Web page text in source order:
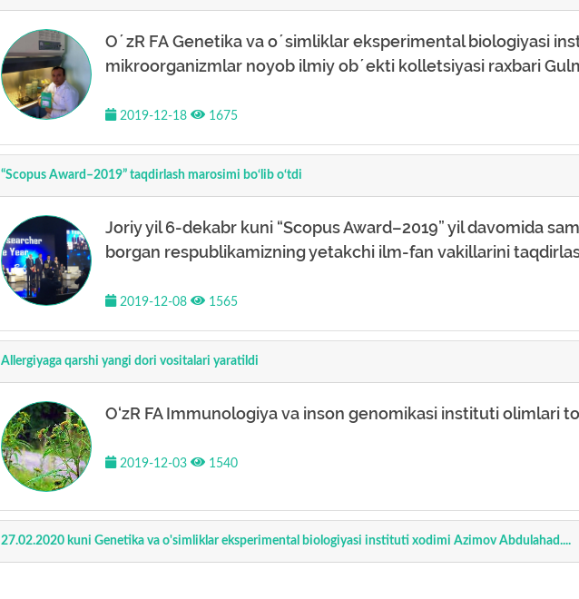
OʼzR FА Genetika va oʼsimliklar eksperimental biologiyasi
mikroorganizmlar noyob ilmiy obʼekti kolletsiyasi raxbari
2019-12-18 1675
“Scopus Award–2019” taqdirlash marosimi bo‘lib o‘tdi
Joriy yil 6-dekabr kuni “Scopus Award–2019” yil davomida
borgan respublikamizning yetakchi ilm-fan vakillarini
2019-12-08 1565
Allergiyaga qarshi yangi dori vositalari yaratildi
O‘zR FA Immunologiya va inson genomikasi instituti olimlari
2019-12-03 1540
27.02.2020 kuni Genetika va o'simliklar eksperimental biologiyasi instituti xodimi Azimov Abdulahad....